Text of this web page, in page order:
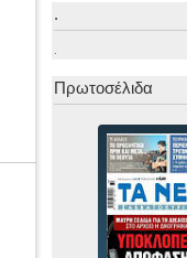
.
.
Πρωτοσέλιδα